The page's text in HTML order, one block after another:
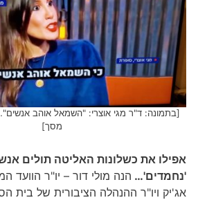
[בתמונה: ד"ר מגי אוצרי: "השמאל אוהב
מסך]
אפילו את כשלונות האליטה תולים
'נחמדים'… הנה מולי דור – יו"ר הוועד
אג'יק ויו"ר ההנהלה הציבורית של בית